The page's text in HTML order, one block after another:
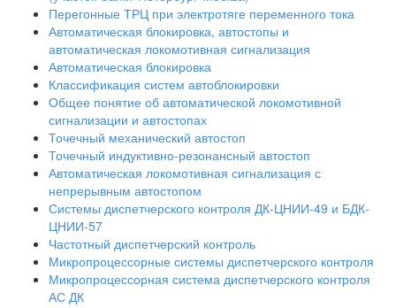
Перегонные ТРЦ при электротяге переменного тока
Автоматическая блокировка, автостопы и
автоматическая локомотивная сигнализация
Автоматическая блокировка
Классификация систем автоблокировки
Общее понятие об автоматической локомотивной
сигнализации и автостопах
Точечный механический автостоп
Точечный индуктивно-резонансный автостоп
Автоматическая локомотивная сигнализация с
непрерывным автостопом
Системы диспетчерского контроля ДК-ЦНИИ-49 и БДК-
ЦНИИ-57
Частотный диспетчерский контроль
Микропроцессорные системы диспетчерского контроля
Микропроцессорная система диспетчерского контроля
АС ДК